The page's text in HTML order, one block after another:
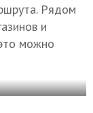
Рядом
и
можно